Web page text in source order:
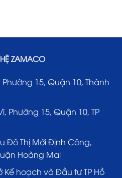
ZAMACO
Phường 15, Quận 10, Thành
Phường 15, Quận 10, TP
Đô Thị Mới Định Công,
Hoàng Mai
Kế hoạch và Đầu tư TP Hồ